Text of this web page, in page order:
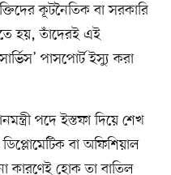
কূটনৈতিক বা সরকারি
হয়, তাঁদেরই এই
পাসপোর্ট ইস্যু করা
পদে ইস্তফা দিয়ে শেখ
বা অফিশিয়াল
কারণেই হোক তা বাতিল